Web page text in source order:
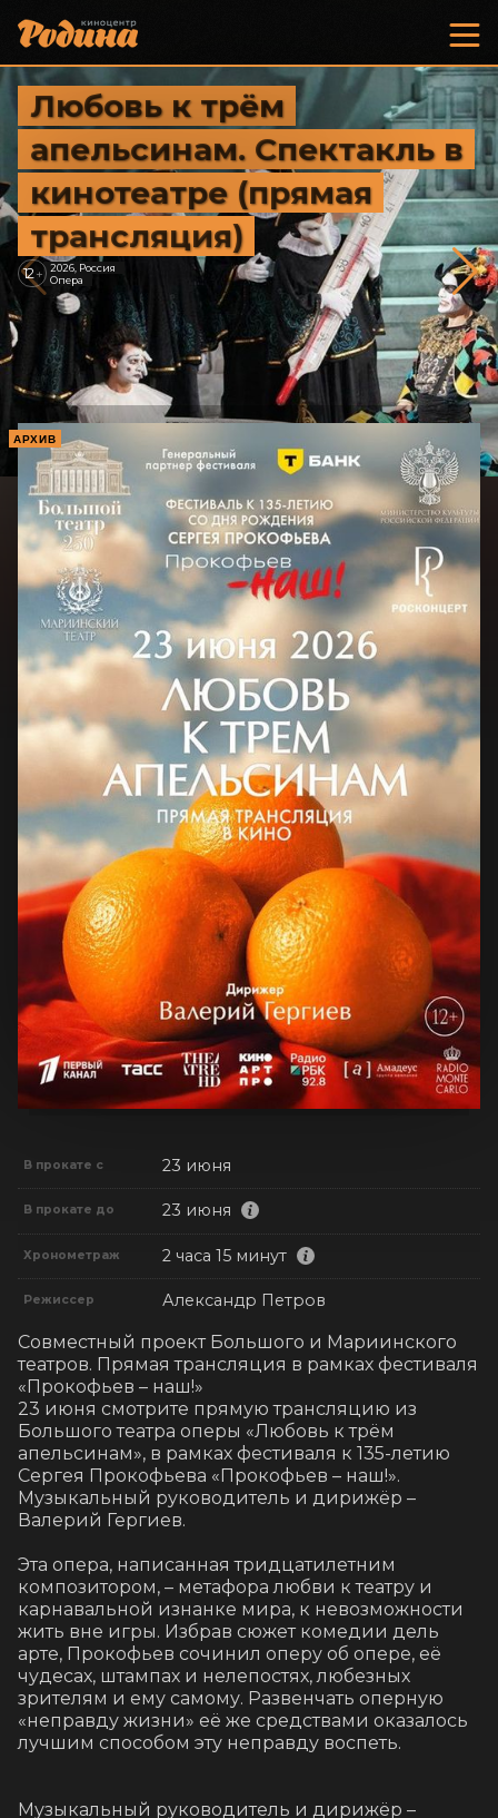
Любовь к трём
апельсинам. Спектакль в
кинотеатре (прямая
трансляция)
12 +
2026, Россия
Опера
АРХИВ
В прокате с 23 июня
В прокате до 23 июня
Хронометраж 2 часа 15 минут
Режиссер Александр Петров
Совместный проект Большого и Мариинского
театров. Прямая трансляция в рамках фестиваля
«Прокофьев – наш!»
23 июня смотрите прямую трансляцию из
Большого театра оперы «Любовь к трём
апельсинам», в рамках фестиваля к 135-летию
Сергея Прокофьева «Прокофьев – наш!».
Музыкальный руководитель и дирижёр –
Валерий Гергиев.
Эта опера, написанная тридцатилетним
композитором, – метафора любви к театру и
карнавальной изнанке мира, к невозможности
жить вне игры. Избрав сюжет комедии дель
арте, Прокофьев сочинил оперу об опере, её
чудесах, штампах и нелепостях, любезных
зрителям и ему самому. Развенчать оперную
«неправду жизни» её же средствами оказалось
лучшим способом эту неправду воспеть.
Музыкальный руководитель и дирижёр –